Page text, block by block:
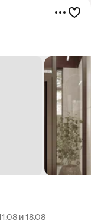
и 18.08